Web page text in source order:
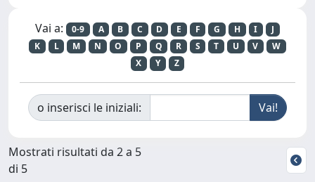
Vai a: 0-9 A B C D E F G H I
J
K
L M N O P Q R S T U V
W
X
Y Z
o inserisci le iniziali:
Mostrati risultati da 2 a 5
di 5